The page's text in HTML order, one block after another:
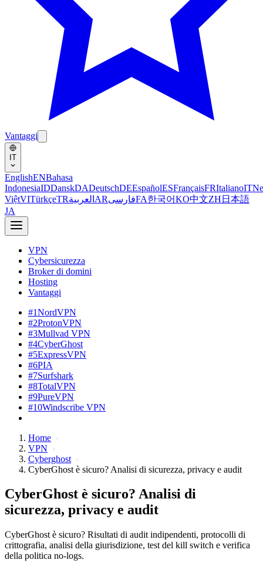
Vantaggi
IT
EnglishENBahasa
IndonesiaIDDanskDADeutschDEEspañolESFrançaisFRItalianoIT
ViệtVITürkçeTRالعربية ARفارسیFA한국어KO中文ZH 日本語
JA
VPN
Cybersicurezza
Broker di domini
Hosting
Vantaggi
#1NordVPN
#2ProtonVPN
#3Mullvad VPN
#4CyberGhost
#5ExpressVPN
#6PIA
#7Surfshark
#8TotalVPN
#9PureVPN
#10Windscribe VPN
Home
VPN
Cyberghost
CyberGhost è sicuro? Analisi di sicurezza, privacy e audit
CyberGhost è sicuro? Analisi di
sicurezza, privacy e audit
CyberGhost è sicuro? Risultati di audit indipendenti, protocolli di
crittografia, analisi della giurisdizione, test del kill switch e verifica
della politica no-logs.